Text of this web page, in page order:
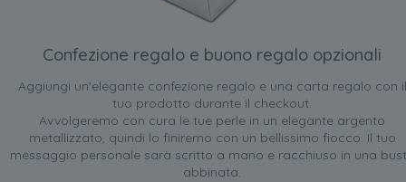
Confezione regalo e buono regalo opzionali
Aggiungi un'elegante confezione regalo e una carta regalo con il
tuo prodotto durante il checkout.
Avvolgeremo con cura le tue perle in un elegante argento
metallizzato, quindi lo finiremo con un bellissimo fiocco. Il tuo
messaggio personale sarà scritto a mano e racchiuso in una
abbinata.